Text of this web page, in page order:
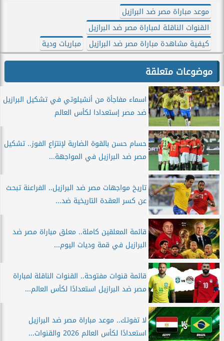
موعد مباراة مصر ضد البرازيل
القنوات الناقلة لمباراة مصر ضد البرازيل
كيفية مشاهدة مباراة مصر ضد البرازيل
مباريات ودية
موضوعات متعلقة
اسماء مفاجأة من أنشيلوتي في تشكيل البرازيل
ضد مصر إستعدادا لكأس العالم
حسام حسن بالقوة الضاربة لإنتزاع الفوز.. تشكيل
مصر ضد البرازيل في المواجهة...
تاريخ مواجهات مصر ضد البرازيل.. الفراعنة تبحث
عن كسر العقدة التاريخية ضد...
قائمة المعلقين كاملة.. معلق مباراة مصر ضد
البرازيل في قمة وديات اليوم...
قائمة قنوات مفتوحة.. القنوات الناقلة لمباراة
مصر ضد البرازيل استعدادًا لكأس العالم...
لا تفوتك.. موعد مباراة مصر ضد البرازيل
استعدادًا لكأس العالم 2026 والقنوات...